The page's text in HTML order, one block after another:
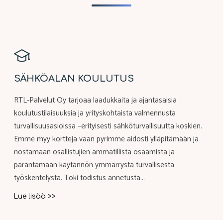
SÄHKÖALAN KOULUTUS
RTL-Palvelut Oy tarjoaa laadukkaita ja ajantasaisia
koulutustilaisuuksia ja yrityskohtaista valmennusta
turvallisuusasioissa –erityisesti sähköturvallisuutta koskien.
Emme myy kortteja vaan pyrimme aidosti ylläpitämään ja
nostamaan osallistujien ammatillista osaamista ja
parantamaan käytännön ymmärrystä turvallisesta
työskentelystä. Toki todistus annetusta...
Lue lisää >>"SÄHKÖALAN